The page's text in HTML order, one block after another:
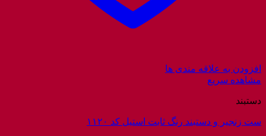
افزودن به علاقه مندی ها
مشاهده سریع
دستبند
ست زنجیر و دستبند رنگ ثابت استیل کد ۱۱۲۰